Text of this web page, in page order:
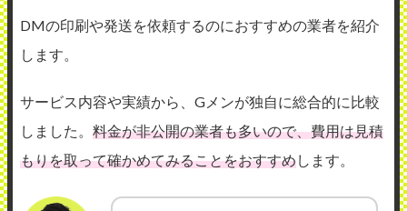
DMの印刷や発送を依頼するのにおすすめの業者を紹介
します。
サービス内容や実績から、Gメンが独自に総合的に比較
しました。 料金が非公開の業者も多いので、費用は見積
もりを取って確かめてみることをおすすめします。